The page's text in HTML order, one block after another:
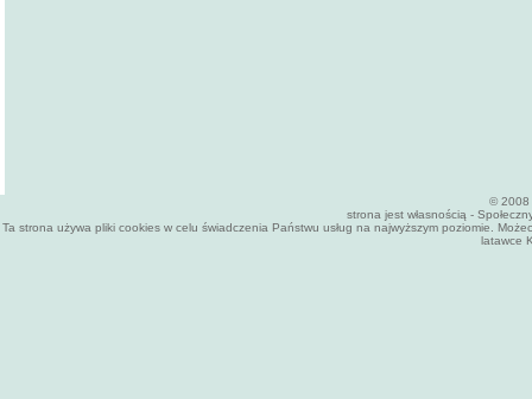
© 2008
strona jest własnością -
Ta strona używa pliki cookies w celu świadczenia Państwu usług na najwyższym poziomie.
latawce